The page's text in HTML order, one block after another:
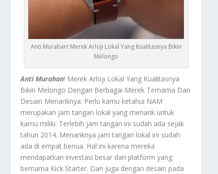
Anti Murahan! Merek Arloji Lokal Yang Kualitasnya Bikin
Melongo
Anti Murahan! Merek Arloji Lokal Yang Kualitasnya
Bikin Melongo Dengan Berbagai Merek Ternama Dan
Desain Menariknya. Perlu kamu ketahui NAM
merupakan jam tangan lokal yang menarik untuk
kamu miliki. Terlebih jam tangan ini sudah ada sejak
tahun 2014. Menariknya jam tangan lokal ini sudah
ada di empat benua. Hal ini karena mereka
mendapatkan investasi besar dari platform yang
bernama Kick Starter. Dan juga dengan desain pada